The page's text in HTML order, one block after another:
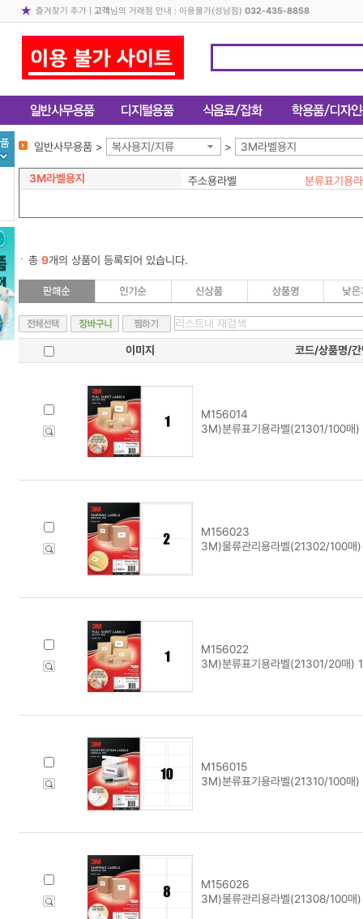
즐겨찾기 추가| 고객님의 거래점 안내 : 이용불가(성남점) 032-435-8858
일반사무용품 > 복사용지/지류 > 3M라벨용지
3M라벨용지 주소용라벨 분류표기용
총 9개의 상품이 등록되어 있습니다.
이미지 코드/상품명/간
M156014
3M)분류표기용라벨(21301/100매)
M156023
3M)물류관리용라벨(21302/100매
M156022
3M)분류표기용라벨(21301/20매)
M156015
3M)분류표기용라벨(21310/100매)
M156026
3M)물류관리용라벨(21308/100매